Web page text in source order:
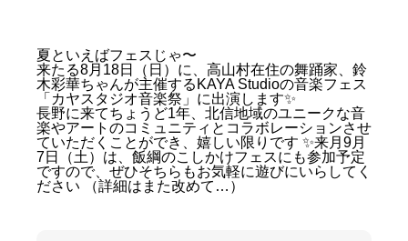
プライバシーポリシー
夏といえばフェスじゃ〜
来たる8月18日（日）に、高山村在住の舞踊家、鈴
木彩華ちゃんが主催するKAYA Studioの音楽フェス
「カヤスタジオ音楽祭」に出演します✨
長野に来てちょうど1年、北信地域のユニークな音
楽やアートのコミュニティとコラボレーションさせ
ていただくことができ、嬉しい限りです ✨来月9月
7日（土）は、飯綱のこしかけフェスにも参加予定
ですので、ぜひそちらもお気軽に遊びにいらしてく
ださい （詳細はまた改めて…）